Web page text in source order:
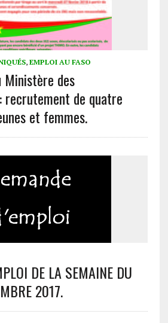
, EMPLOI AU FASO
Ministère des
de quatre
et femmes.
DE LA SEMAINE DU
2017.